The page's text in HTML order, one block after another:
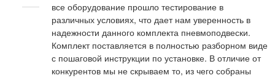
все оборудование прошло тестирование в
различных условиях, что дает нам уверенность в
надежности данного комплекта пневмоподвески.
Комплект поставляется в полностью разборном виде
с пошаговой инструкции по установке. В отличие от
конкурентов мы не скрываем то, из чего собраны